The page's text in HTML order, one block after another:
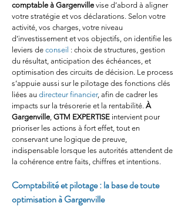
comptable à Gargenville vise d’abord à aligner
votre stratégie et vos déclarations. Selon votre
activité, vos charges, votre niveau
d’investissement et vos objectifs, on identifie les
leviers de conseil : choix de structures, gestion
du résultat, anticipation des échéances, et
optimisation des circuits de décision. Le process
s’appuie aussi sur le pilotage des fonctions clés
liées au directeur financier, afin de cadrer les
impacts sur la trésorerie et la rentabilité. À
Gargenville, GTM EXPERTISE intervient pour
prioriser les actions à fort effet, tout en
conservant une logique de preuve,
indispensable lorsque les autorités attendent de
la cohérence entre faits, chiffres et intentions.
Comptabilité et pilotage : la base de toute
optimisation à Gargenville